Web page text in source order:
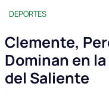
DEPORTES
Clemente,
Dominan en
del Saliente